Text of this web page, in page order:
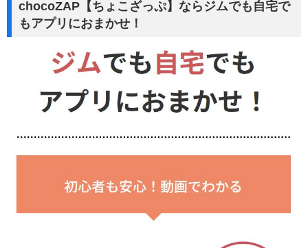
chocoZAP【ちょこざっぷ】ならジムでも自宅で
もアプリにおまかせ！